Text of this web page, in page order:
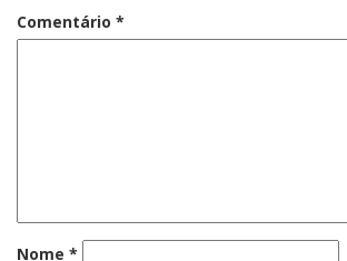
Comentário *
Nome *